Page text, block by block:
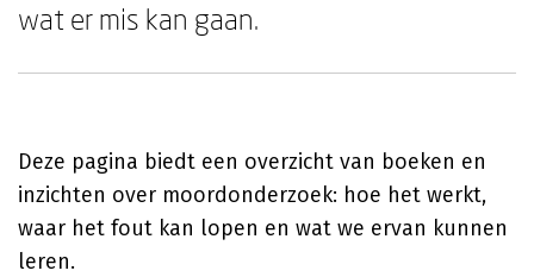
wat er mis kan gaan.
Deze pagina biedt een overzicht van boeken en
inzichten over moordonderzoek: hoe het werkt,
waar het fout kan lopen en wat we ervan kunnen
leren.